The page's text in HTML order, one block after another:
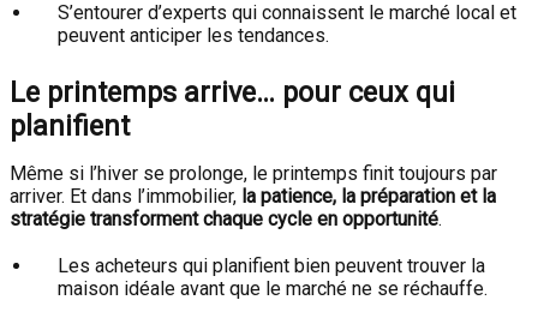
S’entourer d’experts qui connaissent le marché local et
peuvent anticiper les tendances.
Le printemps arrive… pour ceux qui
planifient
Même si l’hiver se prolonge, le printemps finit toujours par
arriver. Et dans l’immobilier, la patience, la préparation et la
stratégie transforment chaque cycle en opportunité.
Les acheteurs qui planifient bien peuvent trouver la
maison idéale avant que le marché ne se réchauffe.